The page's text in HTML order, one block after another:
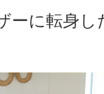
ーに転身し